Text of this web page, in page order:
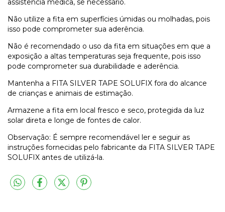
assistência médica, se necessário.
Não utilize a fita em superfícies úmidas ou molhadas, pois
isso pode comprometer sua aderência.
Não é recomendado o uso da fita em situações em que a
exposição a altas temperaturas seja frequente, pois isso
pode comprometer sua durabilidade e aderência.
Mantenha a FITA SILVER TAPE SOLUFIX fora do alcance
de crianças e animais de estimação.
Armazene a fita em local fresco e seco, protegida da luz
solar direta e longe de fontes de calor.
Observação: É sempre recomendável ler e seguir as
instruções fornecidas pelo fabricante da FITA SILVER TAPE
SOLUFIX antes de utilizá-la.